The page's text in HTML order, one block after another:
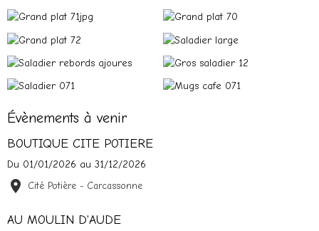
Évènements à venir
BOUTIQUE CITE POTIERE
Du 01/01/2026 au 31/12/2026
Cité Potière - Carcassonne
AU MOULIN D'AUDE